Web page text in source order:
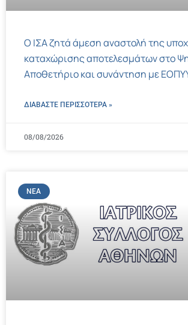
Ο ΙΣΑ ζητά άμεση αναστολή της
καταχώρισης αποτελεσμάτων στο
Αποθετήριο και συνάντηση με
ΔΙΑΒΑΣΤΕ ΠΕΡΙΣΣΌΤΕΡΑ »
08/08/2026
ΝΈΑ